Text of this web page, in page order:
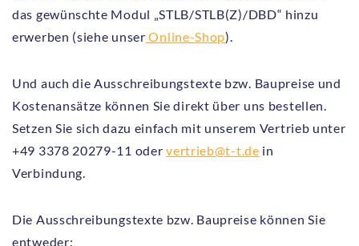
das gewünschte Modul „STLB/STLB(Z)/DBD“ hinzu
erwerben (siehe unser Online-Shop).
Und auch die Ausschreibungstexte bzw. Baupreise und
Kostenansätze können Sie direkt über uns bestellen.
Setzen Sie sich dazu einfach mit unserem Vertrieb unter
+49 3378 20279-11 odervertrieb@t-t.de in
Verbindung.
Die Ausschreibungstexte bzw. Baupreise können Sie
entweder: